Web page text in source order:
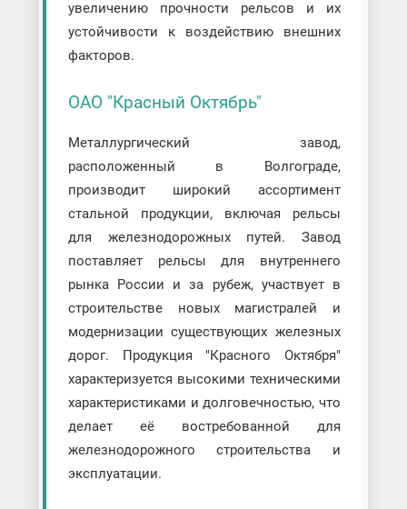
увеличению прочности рельсов и их
устойчивости к воздействию внешних
факторов.
ОАО "Красный Октябрь"
Металлургический завод,
расположенный в Волгограде,
производит широкий ассортимент
стальной продукции, включая рельсы
для железнодорожных путей. Завод
поставляет рельсы для внутреннего
рынка России и за рубеж, участвует в
строительстве новых магистралей и
модернизации существующих железных
дорог. Продукция "Красного Октября"
характеризуется высокими техническими
характеристиками и долговечностью, что
делает её востребованной для
железнодорожного строительства и
эксплуатации.